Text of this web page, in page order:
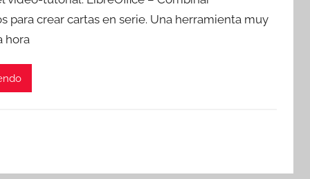
r
T
para crear cartas en serie. Una herramienta muy
hora